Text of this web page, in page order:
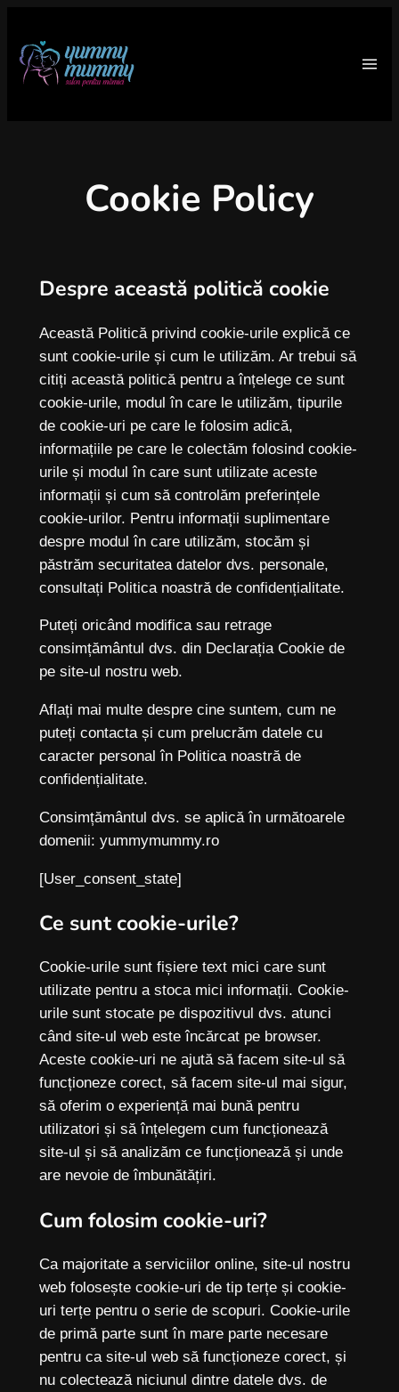
conținut
Cookie Policy
Despre această politică cookie
Această Politică privind cookie-urile explică ce
sunt cookie-urile și cum le utilizăm. Ar trebui să
citiți această politică pentru a înțelege ce sunt
cookie-urile, modul în care le utilizăm, tipurile
de cookie-uri pe care le folosim adică,
informațiile pe care le colectăm folosind cookie-
urile și modul în care sunt utilizate aceste
informații și cum să controlăm preferințele
cookie-urilor. Pentru informații suplimentare
despre modul în care utilizăm, stocăm și
păstrăm securitatea datelor dvs. personale,
consultați Politica noastră de confidențialitate.
Puteți oricând modifica sau retrage
consimțământul dvs. din Declarația Cookie de
pe site-ul nostru web.
Aflați mai multe despre cine suntem, cum ne
puteți contacta și cum prelucrăm datele cu
caracter personal în Politica noastră de
confidențialitate.
Consimțământul dvs. se aplică în următoarele
domenii: yummymummy.ro
[User_consent_state]
Ce sunt cookie-urile?
Cookie-urile sunt fișiere text mici care sunt
utilizate pentru a stoca mici informații. Cookie-
urile sunt stocate pe dispozitivul dvs. atunci
când site-ul web este încărcat pe browser.
Aceste cookie-uri ne ajută să facem site-ul să
funcționeze corect, să facem site-ul mai sigur,
să oferim o experiență mai bună pentru
utilizatori și să înțelegem cum funcționează
site-ul și să analizăm ce funcționează și unde
are nevoie de îmbunătățiri.
Cum folosim cookie-uri?
Ca majoritate a serviciilor online, site-ul nostru
web folosește cookie-uri de tip terțe și cookie-
uri terțe pentru o serie de scopuri. Cookie-urile
de primă parte sunt în mare parte necesare
pentru ca site-ul web să funcționeze corect, și
nu colectează niciunul dintre datele dvs. de